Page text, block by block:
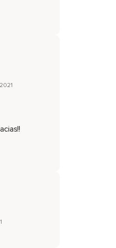
las tensiones.